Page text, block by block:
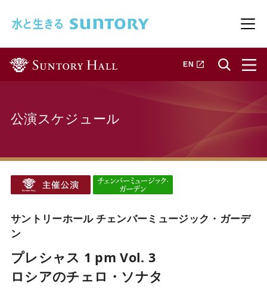
メ
EN 新しいタブで開きます
公演スケジュール
サントリーホール チェンバーミュージック・ガーデ
ン
プレシャス 1 pm Vol. 3
ロシアのチェロ・ソナタ